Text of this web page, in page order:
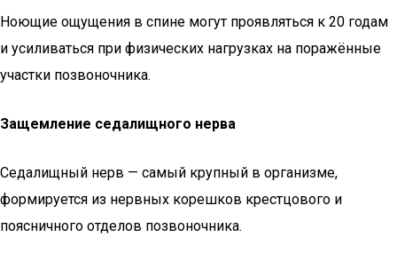
Ноющие ощущения в спине могут проявляться к 20 годам
и усиливаться при физических нагрузках на поражённые
участки позвоночника.
Защемление седалищного нерва
Седалищный нерв — самый крупный в организме,
формируется из нервных корешков крестцового и
поясничного отделов позвоночника.